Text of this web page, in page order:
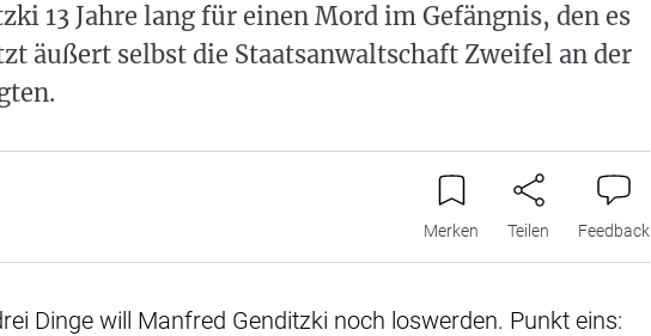
13 Jahre lang für einen Mord im Gefängnis, den es
äußert selbst die Staatsanwaltschaft Zweifel an der
Merken Teilen Feedback
Dinge will Manfred Genditzki noch loswerden. Punkt eins: